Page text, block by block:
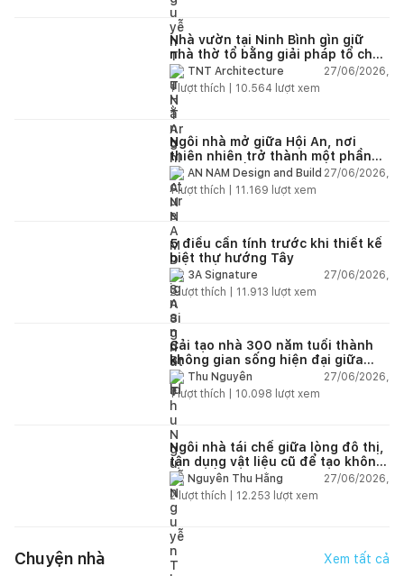
Nhà vườn tại Ninh Bình gìn giữ
nhà thờ tổ bằng giải pháp tổ chức
lại không gian
TNT Architecture
27/06/2026,
1lượt thích | 10.564 lượt xem
Ngôi nhà mở giữa Hội An, nơi
thiên nhiên trở thành một phần
của cuộc sống
AN NAM Design and Build 27/06/2026,
1lượt thích | 11.169 lượt xem
5 điều cần tính trước khi thiết kế
biệt thự hướng Tây
3A Signature
27/06/2026,
2lượt thích | 11.913 lượt xem
Cải tạo nhà 300 năm tuổi thành
không gian sống hiện đại giữa
thiên nhiên
Thu Nguyễn
27/06/2026,
1lượt thích | 10.098 lượt xem
Ngôi nhà tái chế giữa lòng đô thị,
tận dụng vật liệu cũ để tạo không
gian sống linh hoạt
Nguyễn Thu Hằng
27/06/2026,
2lượt thích | 12.253 lượt xem
Chuyện nhà Xem tất cả